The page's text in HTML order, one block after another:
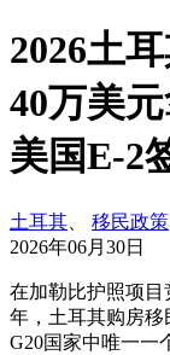
2026土
40万美
美国E-2
土耳其
移民政策
2026年06月30日
在加勒比护照项目
年，土耳其购房
G20国家中唯一一